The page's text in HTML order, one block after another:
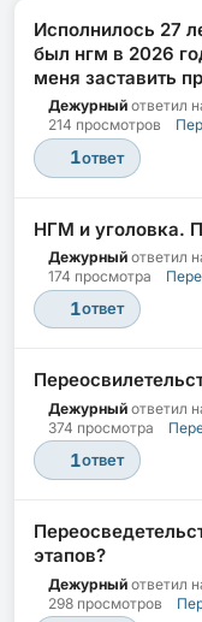
Исполнилось 27
был нгм в 2026
меня заставить
Дежурный ответил
214 просмотров
1ответ
НГМ и уголовка.
Дежурный ответил
174 просмотра
1ответ
Дежурный ответил
374 просмотра
1ответ
этапов?
Дежурный ответил
298 просмотров